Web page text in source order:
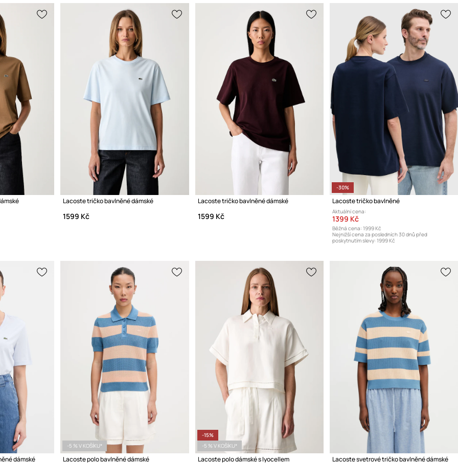
Lacoste tričko bavlněné dámské
1599 Kč
Lacoste tričko bavlněné dámské
1599 Kč
-30%
Lacoste tričko bavlněné
Aktuální cena:
1399 Kč
Běžná cena: 1999 Kč
Nejnižší cena za posledních 30 dnů před
poskytnutím slevy: 1999 Kč
dámské
-5 % V KOŠÍKU*
Lacoste polo bavlněné dámské
-15%
-5 % V KOŠÍKU*
Lacoste polo dámské s lyocellem Lacoste svetrové tričko bavlněné dámské